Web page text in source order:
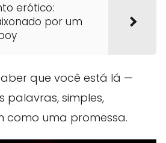
erótico:
por um
que você está lá —
palavras, simples,
como uma promessa.